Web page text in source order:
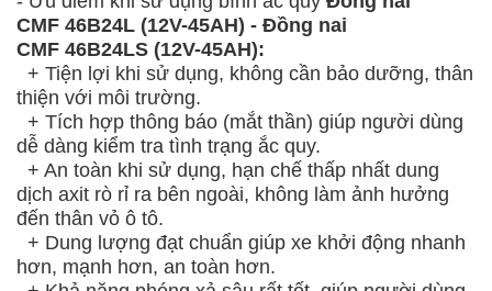
CMF 46B24L (12V-45AH) - Đồng nai
CMF 46B24LS (12V-45AH):
+ Tiện lợi khi sử dụng, không cần bảo dưỡng, thân
thiện với môi trường.
+ Tích hợp thông báo (mắt thần) giúp người dùng
dễ dàng kiểm tra tình trạng ắc quy.
+ An toàn khi sử dụng, hạn chế thấp nhất dung
dịch axit rò rỉ ra bên ngoài, không làm ảnh hưởng
đến thân vỏ ô tô.
+ Dung lượng đạt chuẩn giúp xe khởi động nhanh
hơn, mạnh hơn, an toàn hơn.